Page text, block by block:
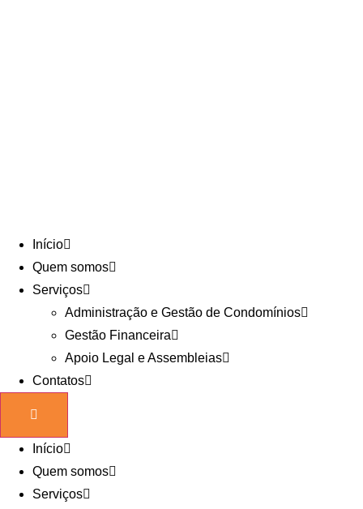
Início
Quem somos
Serviços
Administração e Gestão de Condomínios
Gestão Financeira
Apoio Legal e Assembleias
Contatos
Início
Quem somos
Serviços